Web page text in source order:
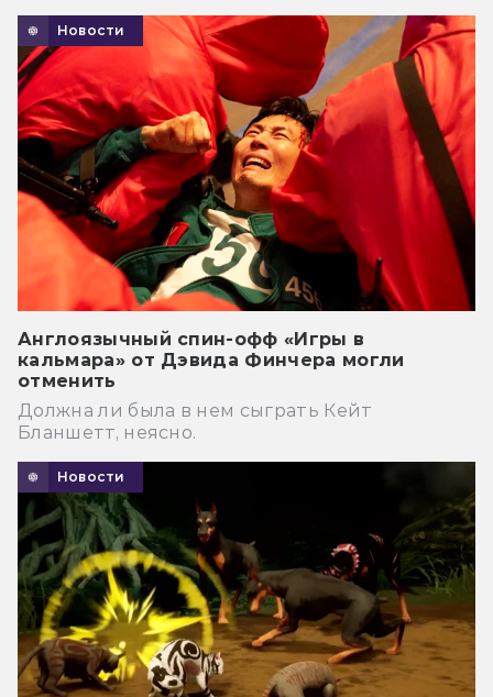
Новости
Англоязычный спин-офф «Игры в
кальмара» от Дэвида Финчера могли
отменить
Должна ли была в нем сыграть Кейт
Бланшетт, неясно.
Новости